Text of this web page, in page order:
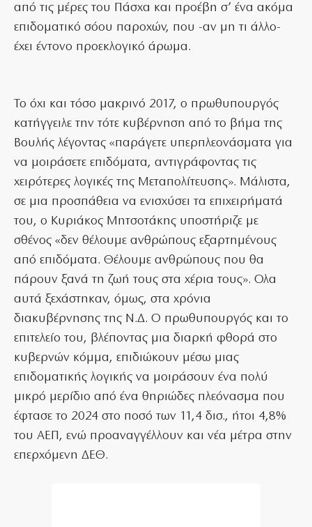
από τις μέρες του Πάσχα και προέβη σ’ ένα ακόμα
επιδοματικό σόου παροχών, που -αν μη τι άλλο-
έχει έντονο προεκλογικό άρωμα.
Το όχι και τόσο μακρινό 2017, ο πρωθυπουργός
κατήγγειλε την τότε κυβέρνηση από το βήμα της
Βουλής λέγοντας «παράγετε υπερπλεονάσματα για
να μοιράσετε επιδόματα, αντιγράφοντας τις
χειρότερες λογικές της Μεταπολίτευσης». Μάλιστα,
σε μια προσπάθεια να ενισχύσει τα επιχειρήματά
του, ο Κυριάκος Μητσοτάκης υποστήριζε με
σθένος «δεν θέλουμε ανθρώπους εξαρτημένους
από επιδόματα. Θέλουμε ανθρώπους που θα
πάρουν ξανά τη ζωή τους στα χέρια τους». Ολα
αυτά ξεχάστηκαν, όμως, στα χρόνια
διακυβέρνησης της Ν.Δ. Ο πρωθυπουργός και το
επιτελείο του, βλέποντας μια διαρκή φθορά στο
κυβερνών κόμμα, επιδιώκουν μέσω μιας
επιδοματικής λογικής να μοιράσουν ένα πολύ
μικρό μερίδιο από ένα θηριώδες πλεόνασμα που
έφτασε το 2024 στο ποσό των 11,4 δισ., ήτοι 4,8%
του ΑΕΠ, ενώ προαναγγέλλουν και νέα μέτρα στην
επερχόμενη ΔΕΘ.